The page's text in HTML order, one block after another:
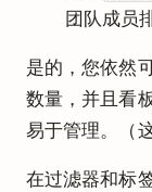
团队成员
是的，您依然
数量，并且看
易于管理。（
在过滤器和标